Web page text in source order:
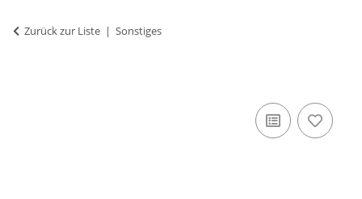
Zurück zur Liste Sonstiges